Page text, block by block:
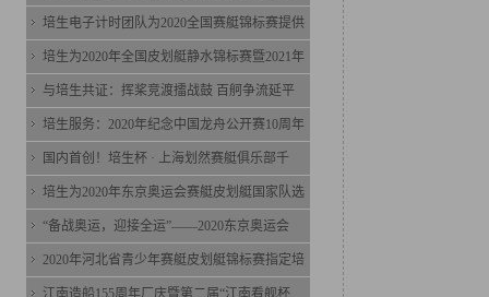
培生电子计时团队为2020全国赛艇锦标赛提供
培生为2020年全国皮划艇静水锦标赛暨2021年
与培生共证：挥桨竞渡擂战鼓 百舸争流延平
培生服务：2020年纪念中国龙舟公开赛10周年
国内首创！培生杯 · 上海划然赛艇俱乐部千
培生为2020年东京奥运会赛艇皮划艇国家队选
“备战奥运，迎接全运”——2020东京奥运会
2020年河北省青少年赛艇皮划艇锦标赛指定培
江南造船155周年厂庆暨第二届“江南看舰杯